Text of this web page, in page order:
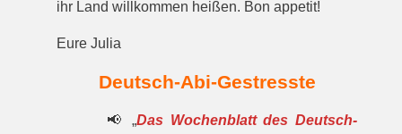
ihr Land willkommen heißen. Bon appetit!
Eure Julia
Deutsch-Abi-Gestresste
📢 „Das Wochenblatt des Deutsch-